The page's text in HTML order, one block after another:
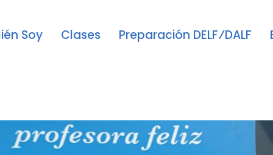
Soy Clases Preparación DELF⁄DALF